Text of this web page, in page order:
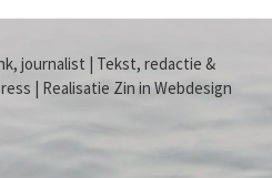
journalist | Tekst, redactie &
| Realisatie Zin in Webdesign